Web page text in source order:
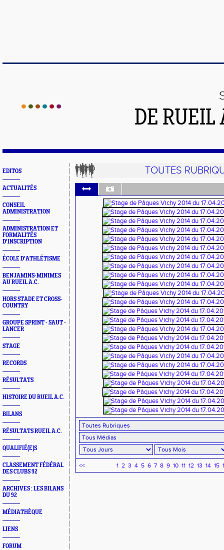
DE
EDITOS
ACTUALITÉS
CONSEIL
ADMINISTRATION
ADMINISTRATION ET
FORMALITÉS
D'INSCRIPTION
ÉCOLE D'ATHLÉTISME
BENJAMINS-MINIMES
AU RUEIL A.C.
HORS STADE ET CROSS-
COUNTRY
GROUPE SPRINT - SAUT -
LANCER
STAGE
RECORDS
RÉSULTATS
HISTOIRE DU RUEIL A.C.
BILANS
RÉSULTATS RUEIL A.C.
QUALIFIÉ(E)S
CLASSEMENT FÉDÉRAL
DES CLUBS 92
ARCHIVES : LES BILANS
DU 92
MÉDIATHÈQUE
LIENS
FORUM
TOUTES
<< 1 2 3 4 5 6 7 8 9 10 11 12 13 14 15